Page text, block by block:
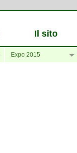
Il sito
Expo 2015